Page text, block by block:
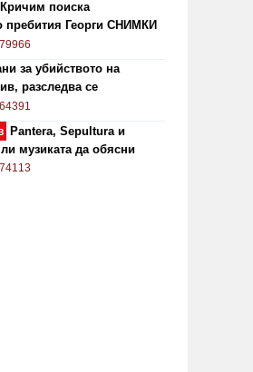
поиска
пребития Георги СНИМКИ
за убийството на
разследва се
Pantera, Sepultura и
музиката да обясни